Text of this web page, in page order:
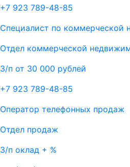
+7 923 789-48-85
Специалист по коммерческой
Отдел коммерческой
З/п от 30 000 рублей
+7 923 789-48-85
Оператор телефонных продаж
Отдел продаж
З/п оклад + %